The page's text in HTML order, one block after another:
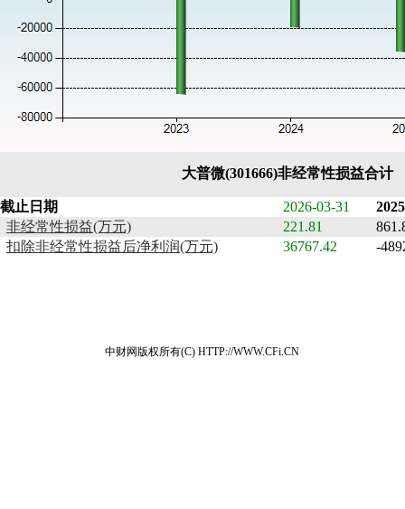
大普微(301666)非经常性损益合
截止日期 2026-03-31
非经常性损益(万元)
221.81
扣除非经常性损益后净利润(万元)
36767.42 -
中财网版权所有(C) HTTP://WWW.CFi.CN